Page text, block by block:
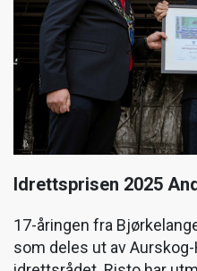
Idrettsprisen 2025
17-åringen fra
som deles ut av